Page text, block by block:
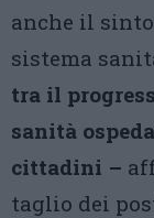
anche il
sistema
tra il
sanità
cittadini –
taglio dei